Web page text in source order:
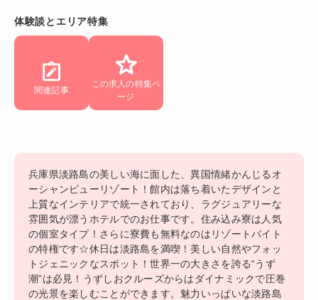
体験談とエリア特集
関連記事
この求人の特集ペ
ージ
兵庫県淡路島の美しい海に面した、異国情緒かんじるオ
ーシャンビューリゾート！館内は落ち着いたデザインと
上質なインテリアで統一されており、ラグジュアリーな
雰囲気が漂うホテルでのお仕事です。住み込み寮は人気
の個室タイプ！さらに寮費も無料なのはリゾートバイト
の特権です☆休日は淡路島を満喫！美しい自然やフォッ
トジェニックなスポット！世界一の大きさを誇る“うず
潮”は必見！うずしおクルーズからはダイナミックで圧巻
の光景を楽しむことができます。魅力いっぱいな淡路島